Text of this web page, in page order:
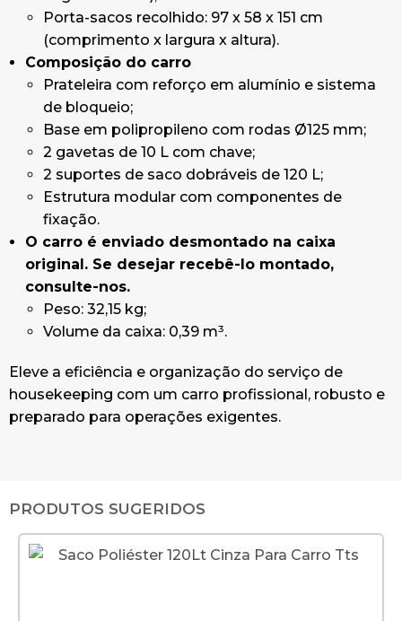
Porta-sacos recolhido: 97 x 58 x 151 cm
(comprimento x largura x altura).
Composição do carro
Prateleira com reforço em alumínio e sistema
de bloqueio;
Base em polipropileno com rodas Ø125 mm;
2 gavetas de 10 L com chave;
2 suportes de saco dobráveis de 120 L;
Estrutura modular com componentes de
fixação.
O carro é enviado desmontado na caixa
original. Se desejar recebê-lo montado,
consulte-nos.
Peso: 32,15 kg;
Volume da caixa: 0,39 m³.
Eleve a eficiência e organização do serviço de
housekeeping com um carro profissional, robusto e
preparado para operações exigentes.
PRODUTOS SUGERIDOS